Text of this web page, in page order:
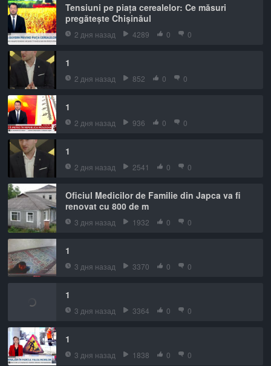
Tensiuni pe piața cerealelor: Ce măsuri
pregătește Chișinăul
2 дня назад 4289 0 0
1
2 дня назад 852 0 0
1
2 дня назад 936 0 0
1
2 дня назад 2541 0 0
Oficiul Medicilor de Familie din Japca va fi
renovat cu 800 de m
3 дня назад 1932 0 0
1
3 дня назад 3370 0 0
1
3 дня назад 3364 0 0
1
3 дня назад 1838 0 0